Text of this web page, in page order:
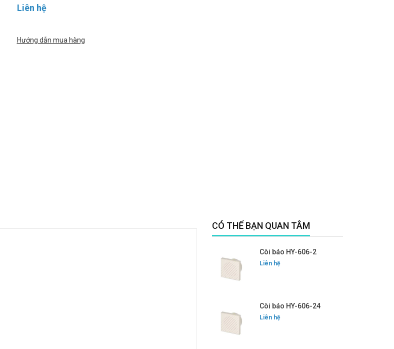
Liên hệ
Hướng dẫn mua hàng
CÓ THỂ BẠN QUAN TÂM
Còi báo HY-606-2
Liên hệ
Còi báo HY-606-24
Liên hệ